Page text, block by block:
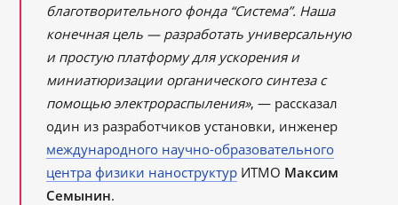
благотворительного фонда “Система”. Наша
конечная цель — разработать универсальную
и простую платформу для ускорения и
миниатюризации органического синтеза с
помощью электрораспыления», — рассказал
один из разработчиков установки, инженер
международного научно-образовательного
центра физики наноструктур ИТМО Максим
Семынин.